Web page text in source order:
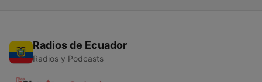
Radios de Ecuador
Radios y Podcasts